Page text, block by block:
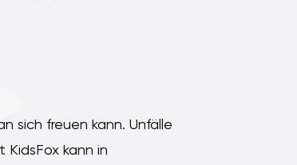
sich freuen kann. Unfälle
kann in